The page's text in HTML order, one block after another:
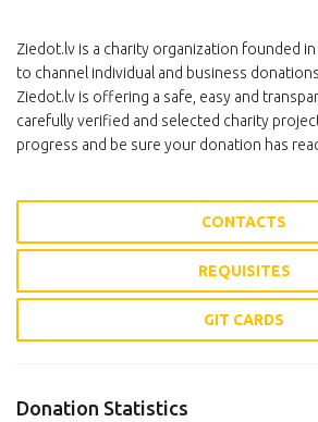
Ziedot.lv is a charity organization founded
to channel individual and business
Ziedot.lv is offering a safe, easy and
carefully verified and selected charity
progress and be sure your donation has
CONTACTS
REQUISITES
GIT CARDS
Donation Statistics